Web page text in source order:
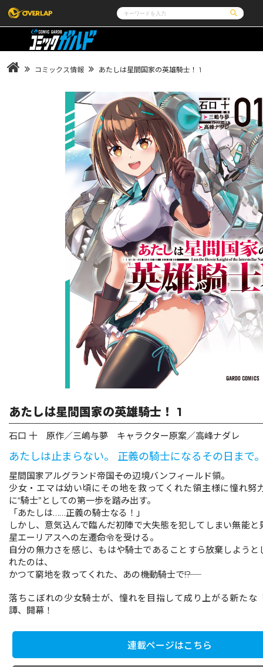
コミック
LiQulle
ライトノベル
ノベルスf
ポケットモンスター
オーバーラップ広報室
企業
会社概要
採用情報
アクセス
オーバーラップホールディングス
お問い合わせは
オーバーラップ文庫 オーバーラップノベルス
オーバーラップノベルスf ロサージュノベルス
コミックガルド コミッククリエ
リキューレ コミックパルフェ
コミックエッセイ
閉じる
コミックス情報 あたしは星間国家の英雄騎士！ 1
あたしは星間国家の英雄騎士！ 1
石口 十 原作／三嶋与夢 キャラクター原案／高峰ナダレ
あたしは止まらない。 正義の騎士になるその日まで
星間国家アルグランド帝国――その辺境バンフィールド領。
少女・エマは幼い頃にその地を救ってくれた領主様に憧れ努
に“騎士”としての第一歩を踏み出す。
「あたしは……正義の騎士なる！」
しかし、意気込んで臨んだ初陣で大失態を犯してしまい無能と
星エーリアスへの左遷命令を受ける。
自分の無力さを感じ、もはや騎士であることすら放棄しようと
れたのは、
かつて窮地を救ってくれた、あの機動騎士で――!?
落ちこぼれの少女騎士が、憧れを目指して成り上がる新たな
譚、開幕！
連載ページはこちら